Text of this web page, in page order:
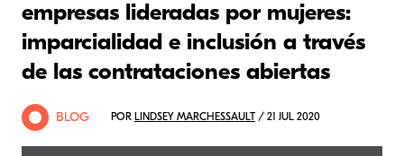
empresas lideradas por mujeres:
imparcialidad e inclusión a través
de las contrataciones abiertas
BLOG POR LINDSEY MARCHESSAULT / 21 JUL 2020